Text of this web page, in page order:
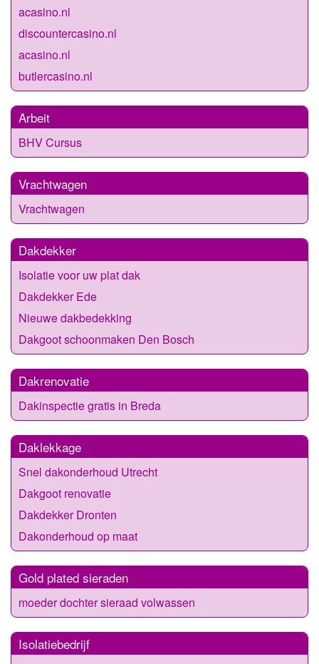
acasino.nl
discountercasino.nl
acasino.nl
butlercasino.nl
Arbeit
BHV Cursus
Vrachtwagen
Vrachtwagen
Dakdekker
Isolatie voor uw plat dak
Dakdekker Ede
Nieuwe dakbedekking
Dakgoot schoonmaken Den Bosch
Dakrenovatie
Dakinspectie gratis in Breda
Daklekkage
Snel dakonderhoud Utrecht
Dakgoot renovatie
Dakdekker Dronten
Dakonderhoud op maat
Gold plated sieraden
moeder dochter sieraad volwassen
Isolatiebedrijf